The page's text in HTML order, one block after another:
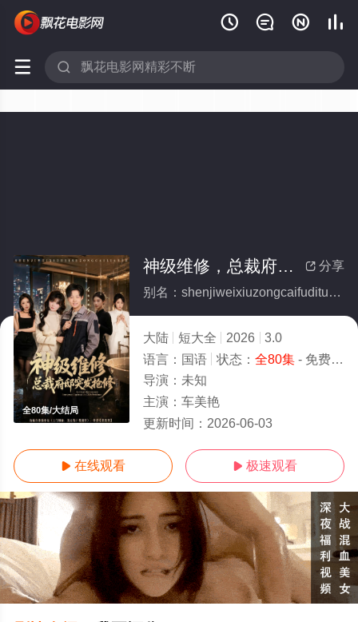
   
 
全80集/大结局
 分享
神级维修，总裁府邸突发抢修(全集)
别名：shenjiweixiuzongcaifuditufaqiangxiu
大陆 短大全 2026
3.0
语言： 国语 状态： 全80集- 免费在线观看
导演： 未知
主演： 车美艳
更新时间： 2026-06-03
 在线观看  极速观看